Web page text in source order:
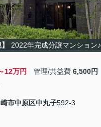
2022年完成分譲マンション♪
12万円 管理/共益費 6,500円
崎市中原区中丸子592-3